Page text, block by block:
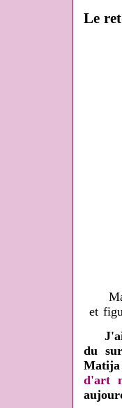
Le
et
J'ai
du
d'art